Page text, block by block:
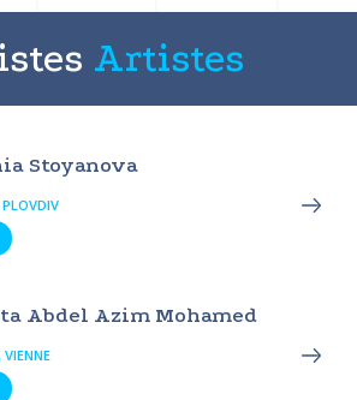
Artistes
Stoyanova
PLOVDIV
Abdel Azim Mohamed
VIENNE